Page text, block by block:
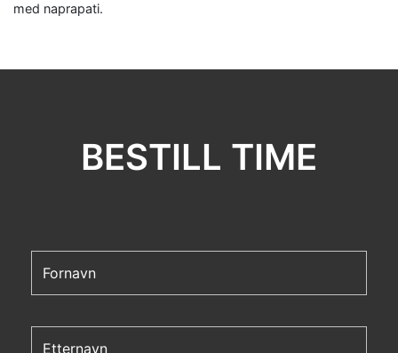
med naprapati.
BESTILL TIME